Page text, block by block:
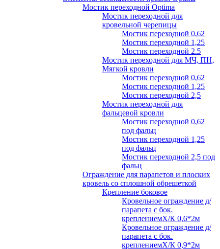
Мостик переходной Optima
Мостик переходной для
кровельной черепицы
Мостик переходной 0,62
Мостик переходной 1,25
Мостик переходной 2.5
Мостик переходной для МЧ, ПН,
Мягкой кровли
Мостик переходной 0,62
Мостик переходной 1,25
Мостик переходной 2,5
Мостик переходной для
фальцевой кровли
Мостик переходной 0,62
под фальц
Мостик переходной 1,25
под фальц
Мостик переходной 2,5 под
фальц
Ограждение для парапетов и плоских
кровель со сплошной обрешеткой
Крепление боковое
Кровельное ограждение д/
парапета с бок.
креплениемХ/К 0,6*2м
Кровельное ограждение д/
парапета с бок.
креплениемХ/К 0,9*2м